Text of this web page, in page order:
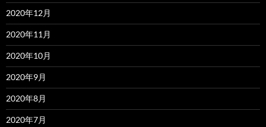
2020年12月
2020年11月
2020年10月
2020年9月
2020年8月
2020年7月